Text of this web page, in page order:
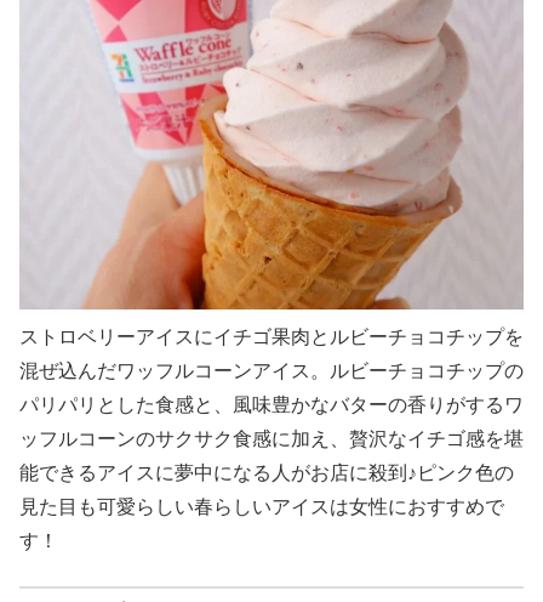
ストロベリーアイスにイチゴ果肉とルビーチョコチップを
混ぜ込んだワッフルコーンアイス。ルビーチョコチップの
パリパリとした食感と、風味豊かなバターの香りがするワ
ッフルコーンのサクサク食感に加え、贅沢なイチゴ感を堪
能できるアイスに夢中になる人がお店に殺到♪ピンク色の
見た目も可愛らしい春らしいアイスは女性におすすめで
す！